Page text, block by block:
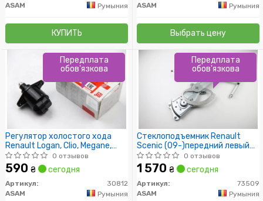
ASAM
Румыния
КУПИТЬ
ASAM
Румыния
Выбрать цену
Регулятор холостого хода
Renault Logan, Clio, Megane,
Kangoo, Sandero 1.4i, 1.6i (97-)
(30812) Asam
0 отзывов
590 ₴ сегодня
Артикул:
30812
ASAM
Румыния
Передплата
обов'язкова
Стеклоподъемник Renault
Scenic (09-)передний левый
(73509) Asam0 отзывов
1 570 ₴ сегодня
Артикул:
73509
ASAM
Румыния
Передплата
обов'язкова